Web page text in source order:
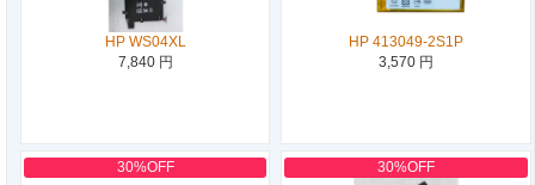
HP WS04XL
7,840 円
HP 413049-2S1P
3,570 円
30%OFF 30%OFF